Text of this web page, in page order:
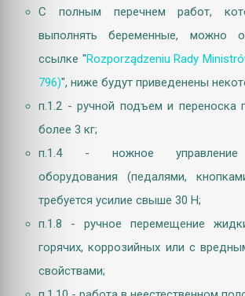
C полным перечнем работ,
выполнять беременные, можно
ссылке "Rozporządzeniu Rady
796)", ниже будут приведенены
п.1.2 - ручной подъем и переноска
более 3 кг;
п.1.4 - ножное управление
оборудования (педалями,
требуется усилие свыше 30 Н;
п.1.8 - ручное перемещение
горячих, коррозийных или с
свойствами;